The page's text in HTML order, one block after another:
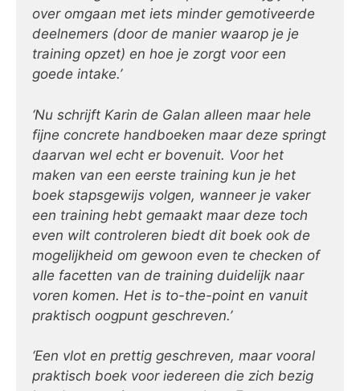
over omgaan met iets minder gemotiveerde
deelnemers (door de manier waarop je je
training opzet) en hoe je zorgt voor een
goede intake.’
‘Nu schrijft Karin de Galan alleen maar hele
fijne concrete handboeken maar deze springt
daarvan wel echt er bovenuit. Voor het
maken van een eerste training kun je het
boek stapsgewijs volgen, wanneer je vaker
een training hebt gemaakt maar deze toch
even wilt controleren biedt dit boek ook de
mogelijkheid om gewoon even te checken of
alle facetten van de training duidelijk naar
voren komen. Het is to-the-point en vanuit
praktisch oogpunt geschreven.’
‘Een vlot en prettig geschreven, maar vooral
praktisch boek voor iedereen die zich bezig